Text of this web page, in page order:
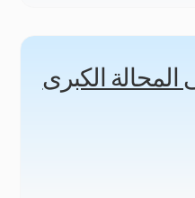
المحالة الكبرى